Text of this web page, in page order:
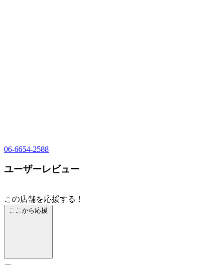
06-6654-2588
ユーザーレビュー
この店舗を応援する！
ここから応援